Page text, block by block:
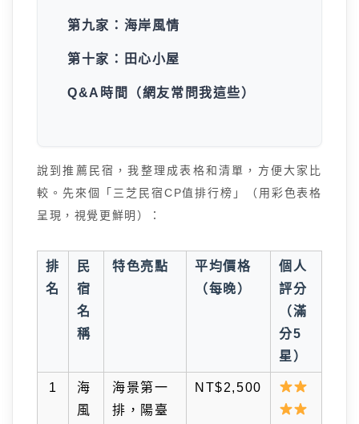
第九家：海岸風情
第十家：田心小屋
Q&A時間（網友常問我這些）
說到推薦民宿，我整理成表格和清單，方便大家比
較。先來個「三芝民宿CP值排行榜」（用彩色表格
呈現，視覺更鮮明）：
排
名
民
宿
名
稱
特色亮點
平均價格
（每晚）
個人
評分
（滿
分5
星）
1
海
風
海景第一
排，陽臺
NT$2,500